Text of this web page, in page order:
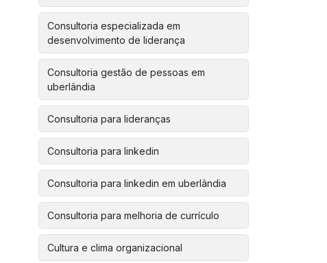
Consultoria especializada em
desenvolvimento de liderança
Consultoria gestão de pessoas em
uberlândia
Consultoria para lideranças
Consultoria para linkedin
Consultoria para linkedin em uberlândia
Consultoria para melhoria de currículo
Cultura e clima organizacional